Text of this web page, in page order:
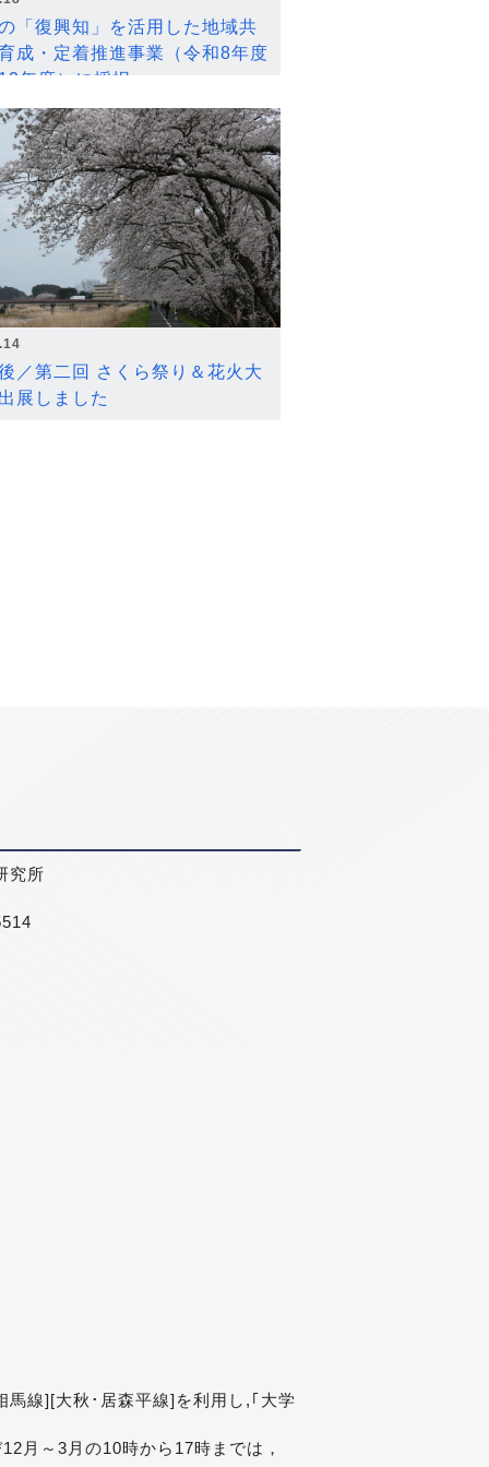
「復興知」を活用した地域共
成・定着推進事業（令和8年度
年度）に採択
／第二回 さくら祭り＆花火大
展しました
究所
線][大秋･居森平線]を利用し,｢大学
月～3月の10時から17時までは，